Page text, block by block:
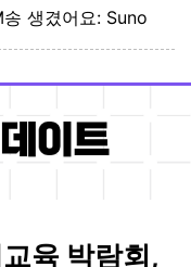
생겼어요: Suno
육 박람회,